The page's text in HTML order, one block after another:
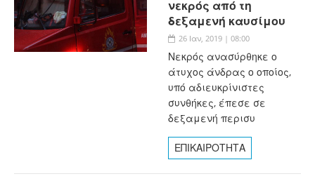
νεκρός από τη
δεξαμενή καυσίμου
26 Ιαν, 2019 | 08:00
Νεκρός ανασύρθηκε ο
άτυχος άνδρας ο οποίος,
υπό αδιευκρίνιστες
συνθήκες, έπεσε σε
δεξαμενή περισυ
ΕΠΙΚΑΙΡΟΤΗΤΑ